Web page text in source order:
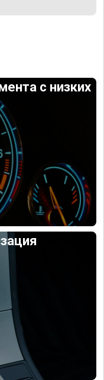
с низких